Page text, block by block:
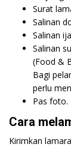
Surat
Salinan
Salinan
Salinan
(Food &
Bagi
perlu
Pas foto.
Cara
Kirimkan